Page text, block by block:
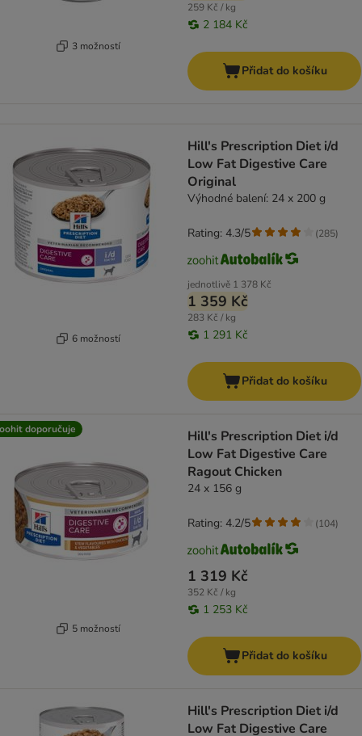
3 možností
259 Kč / kg
2 184 Kč
Přidat do košíku
6 možností
Hill's Prescription Diet i/d
Low Fat Digestive Care
Original
Výhodné balení: 24 x 200 g
jednotlivě 1 378 Kč
1 359 Kč
283 Kč / kg
1 291 Kč
Rating: 4.3/5 (285)
Přidat do košíku
doporučuje
5 možností
Hill's Prescription Diet i/d
Low Fat Digestive Care
Ragout Chicken
24 x 156 g
1 319 Kč
352 Kč / kg
1 253 Kč
Rating: 4.2/5 (104)
Přidat do košíku
Hill's Prescription Diet i/d
Low Fat Digestive Care